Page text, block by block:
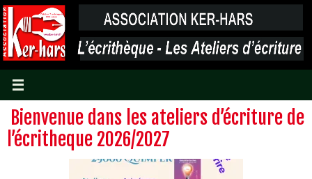
Passer
vers
le
contenu
Bienvenue dans les ateliers d’écriture de
l’écritheque 2026/2027